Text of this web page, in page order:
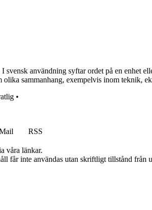
användning syftar ordet på en enhet
sammanhang, exempelvis inom teknik,
•
RSS
våra länkar.
inte användas utan skriftligt tillstånd från